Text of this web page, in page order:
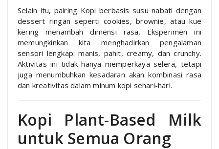
Selain itu, pairing Kopi berbasis susu nabati dengan
dessert ringan seperti cookies, brownie, atau kue
kering menambah dimensi rasa. Eksperimen ini
memungkinkan kita menghadirkan pengalaman
sensori lengkap: manis, pahit, creamy, dan crunchy.
Aktivitas ini tidak hanya memperkaya selera, tetapi
juga menumbuhkan kesadaran akan kombinasi rasa
dan kreativitas dalam minum kopi sehari-hari.
Kopi Plant-Based Milk
untuk Semua Orang